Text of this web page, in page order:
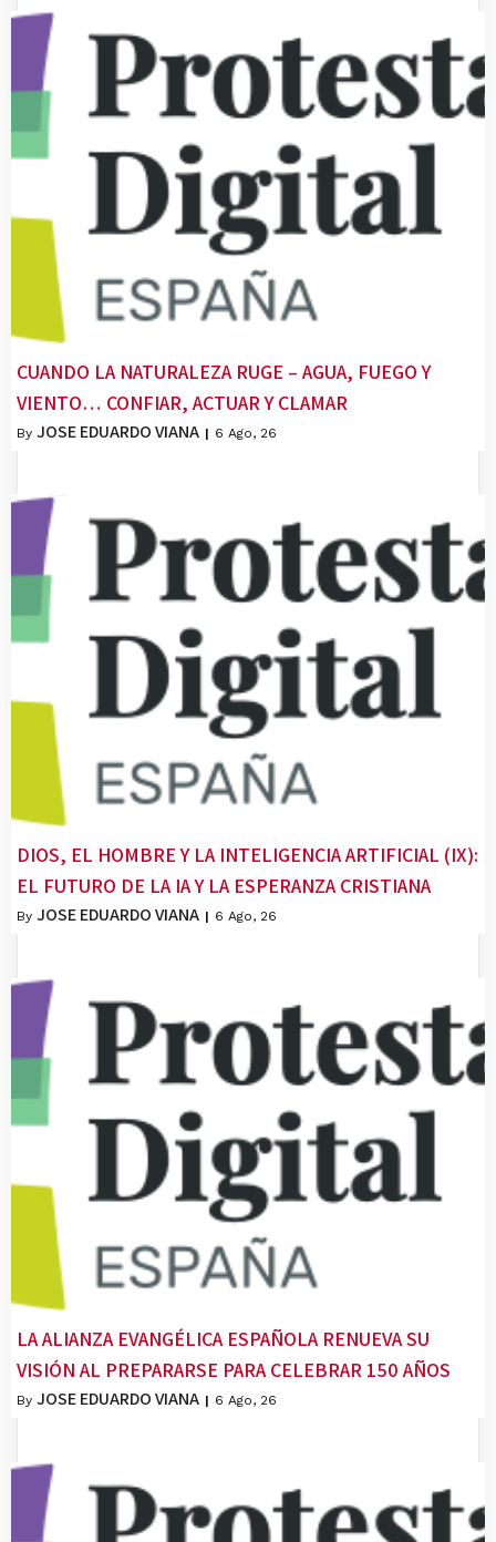
CUANDO LA NATURALEZA RUGE – AGUA, FUEGO Y
VIENTO… CONFIAR, ACTUAR Y CLAMAR
By JOSE EDUARDO VIANA | 6 Ago, 26
DIOS, EL HOMBRE Y LA INTELIGENCIA ARTIFICIAL (IX):
EL FUTURO DE LA IA Y LA ESPERANZA CRISTIANA
By JOSE EDUARDO VIANA | 6 Ago, 26
LA ALIANZA EVANGÉLICA ESPAÑOLA RENUEVA SU
VISIÓN AL PREPARARSE PARA CELEBRAR 150 AÑOS
By JOSE EDUARDO VIANA | 6 Ago, 26